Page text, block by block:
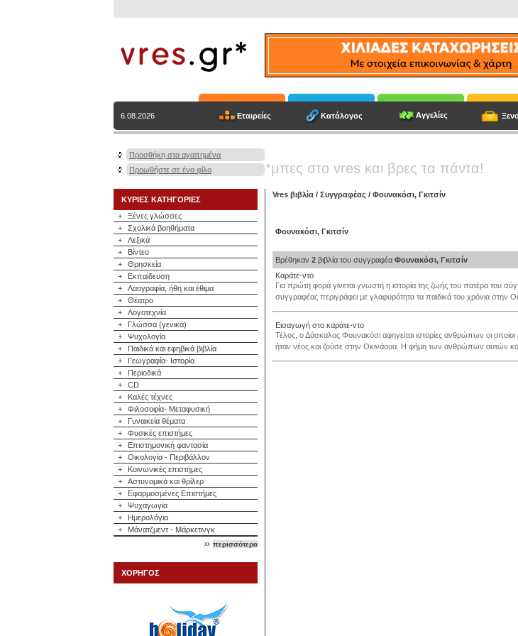
6.08.2026 Εταιρείες Κατάλογος Αγγελίες
Προσθήκη στα αγαπημένα
Προωθήστε σε ένα φίλο
*μπες στο vres και βρες τα πάντα!
ΚΥΡΙΕΣ ΚΑΤΗΓΟΡΙΕΣ
+
Ξένες γλώσσες
+
Σχολικά βοηθήματα
+
Λεξικά
+
Βίντεο
+
Θρησκεία
+
Εκπαίδευση
+
Λαογραφία, ήθη και έθιμα
+
Θέατρο
+
Λογοτεχνία
+
Γλώσσα (γενικά)
+
Ψυχολογία
+
Παιδικά και εφηβικά βιβλία
+
Γεωγραφία- Ιστορία
+
Περιοδικά
+
CD
+
Καλές τέχνες
+
Φιλοσοφία- Μεταφυσική
+
Γυναικεία θέματα
+
Φυσικές επιστήμες
+
Επιστημονική φαντασία
+
Οικολογία - Περιβάλλον
+
Κοινωνικές επιστήμες
+
Αστυνομικά και θρίλερ
+
Εφαρμοσμένες Επιστήμες
+
Ψυχαγωγία
+
Ημερολόγια
+
Μάνατζμεντ - Μάρκετινγκ
περισσότερα
ΧΟΡΗΓΟΣ
Vres βιβλία / Συγγραφέας / Φουνακόσι, Γκιτσίν
Φουνακόσι, Γκιτσίν
Βρέθηκαν 2 βιβλία του συγγραφέα Φουνακόσι, Γκιτσίν
Καράτε-ντο
Για πρώτη φορά γίνεται γνωστή η ιστορία της ζωής του πατέρα του
συγγραφέας περιγράφει με γλαφυρότητα τα παιδικά του χρόνια στην
Εισαγωγή στο καράτε-ντο
Τέλος, ο Δάσκαλος Φουνακόσι αφηγείται ιστορίες ανθρώπων οι
ήταν νέος και ζούσε στην Οκινάουα. Η φήμη των ανθρώπων αυτών